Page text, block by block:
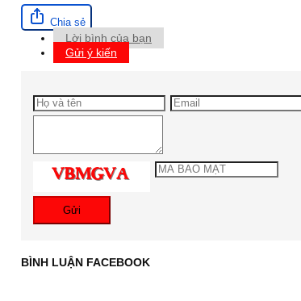
Chia sẻ
Lời bình của bạn
Gửi ý kiến
Gửi
BÌNH LUẬN FACEBOOK